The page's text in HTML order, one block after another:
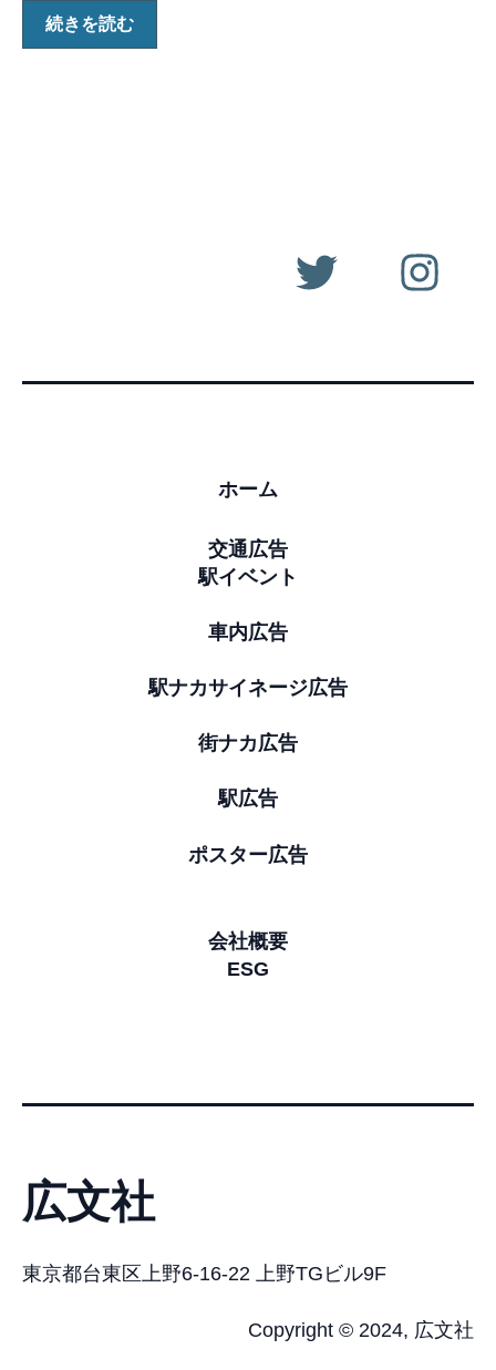
続きを読む
ホーム
交通広告
駅イベント
車内広告
駅ナカサイネージ広告
街ナカ広告
駅広告
ポスター広告
会社概要
ESG
広文社
東京都台東区上野6-16-22 上野TGビル9F
Copyright © 2024, 広文社